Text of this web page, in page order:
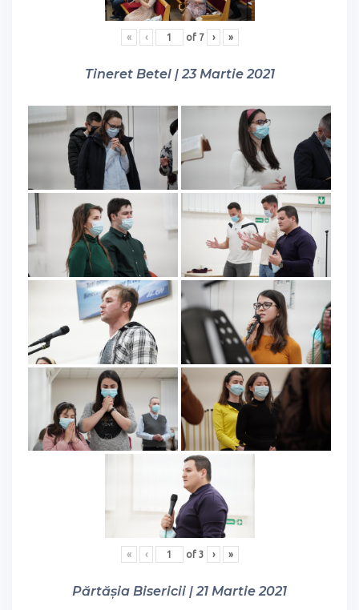
« ‹ of 7 › »
Tineret Betel | 23 Martie 2021
« ‹ of 3 › »
Părtășia Bisericii | 21 Martie 2021